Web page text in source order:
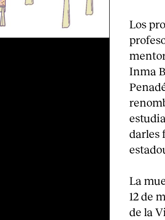
Los
Inma
darles
La
12 de
de la